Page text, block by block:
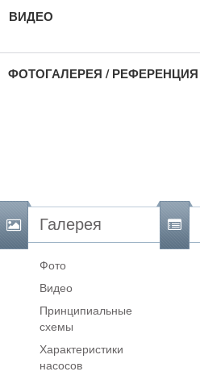
ВИДЕО
ФОТОГАЛЕРЕЯ / РЕФЕРЕНЦИЯ
Галерея
Фото
Видео
Принципиальные
схемы
Характеристики
насосов